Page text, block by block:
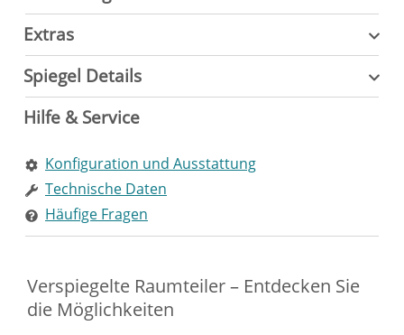
Verspiegelte Raumteiler – Entdecken Sie
die Möglichkeiten
Extras
Spiegel Details
Hilfe & Service
Konfiguration und Ausstattung
Technische Daten
Häufige Fragen